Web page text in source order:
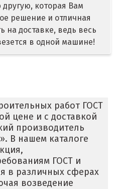
другую, которая Вам
решение и отличная
на доставке, ведь весь
в одной машине!
работ ГОСТ
цене и с доставкой
производитель
В нашем каталоге
ГОСТ и
в различных сферах
возведение